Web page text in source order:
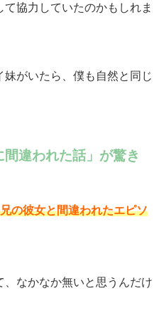
協力していたのかもしれま
がいたら、僕も自然と同じ
違われた話」が驚き
兄の彼女と間違われたエピソ
、なかなか無いと思うんだけ